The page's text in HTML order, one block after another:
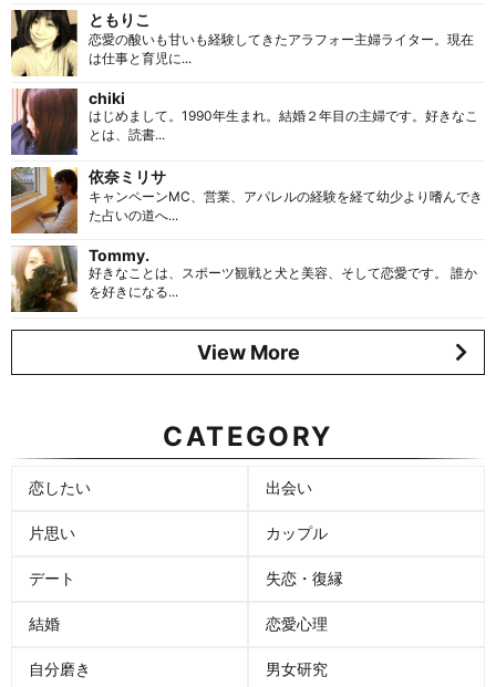
ともりこ
恋愛の酸いも甘いも経験してきたアラフォー主婦ライター。現在
は仕事と育児に...
chiki
はじめまして。1990年生まれ。結婚２年目の主婦です。好きなこ
とは、読書...
依奈ミリサ
キャンペーンMC、営業、アパレルの経験を経て幼少より嗜んでき
た占いの道へ...
Tommy.
好きなことは、スポーツ観戦と犬と美容、そして恋愛です。 誰か
を好きになる...
View More
CATEGORY
恋したい 出会い
片思い カップル
デート 失恋・復縁
結婚 恋愛心理
自分磨き 男女研究